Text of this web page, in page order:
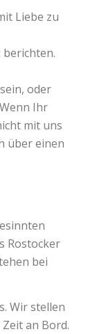
Liebe zu
oder
Ihr
mit uns
über einen
Rostocker
bei
Wir stellen
an Bord.